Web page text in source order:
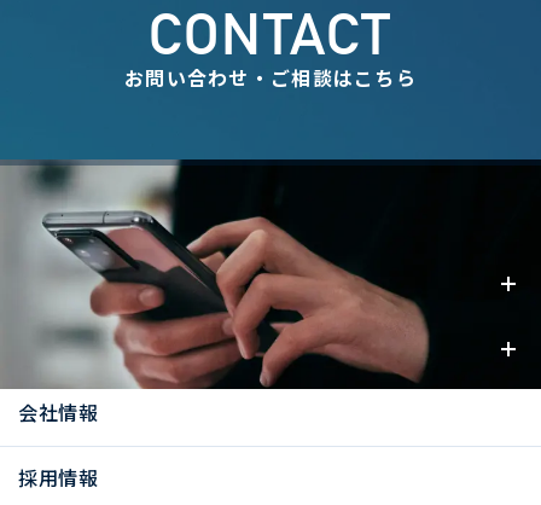
CONTACT
お問い合わせ・ご相談はこちら
事業内容
お知らせ
会社情報
採用情報